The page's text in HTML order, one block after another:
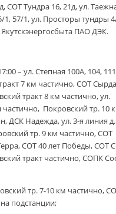
СОТ Тундра 16, 21д, ул.
1, 57/1, ул. Просторы тундры
ПАО ДЭК.
– ул. Степная 100А, 104,
7 км частично, СОТ
тракт 8 км частично, ул.
Покровский тр. 10
ДСК Надежда, ул. 3-я линия
тр. 9 км частично, СОТ
СОТ 40 лет Победы, СОТ
тракт частично, СОПК
тр. 7-10 км частично,
подстанции;